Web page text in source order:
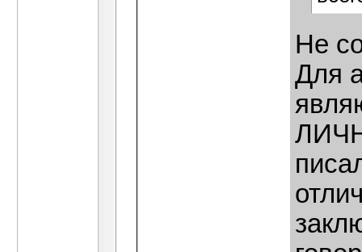
Не
Для